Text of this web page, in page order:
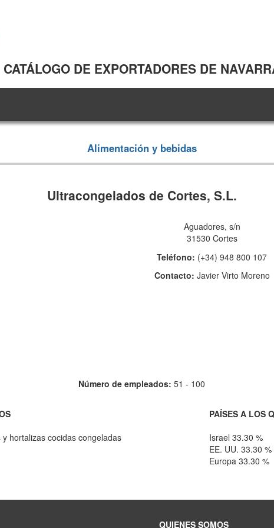
CATÁLOGO DE EXPORTADORES DE
Alimentación y bebidas
Ultracongelados de Cortes, S.L.
Aguadores, s/n
31530 Cortes
Teléfono: (+34) 948 800 107
Contacto: Javier Virto Moreno
Número de empleados:51 - 100
y hortalizas cocidas congeladas
PAÍSES A LOS
Israel 33.30 %
EE. UU. 33.30 %
Europa 33.30 %
QUIENES SOMOS